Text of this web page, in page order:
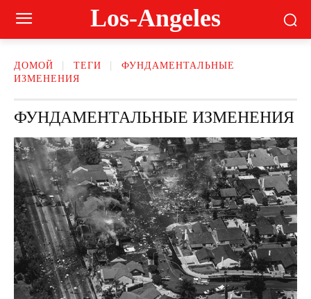
Los-Angeles
ДОМОЙ ТЕГИ
ФУНДАМЕНТАЛЬНЫЕ
ИЗМЕНЕНИЯ
ФУНДАМЕНТАЛЬНЫЕ ИЗМЕНЕНИЯ